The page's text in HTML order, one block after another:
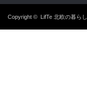
Copyright © LifTe 北欧の暮らし